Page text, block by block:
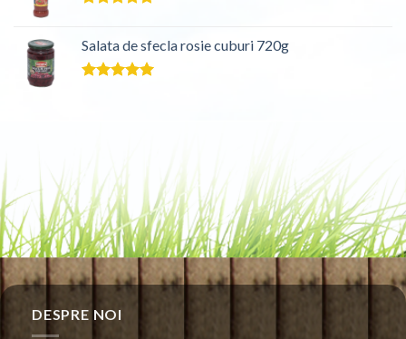
Salata de sfecla rosie cuburi 720g
DESPRE NOI